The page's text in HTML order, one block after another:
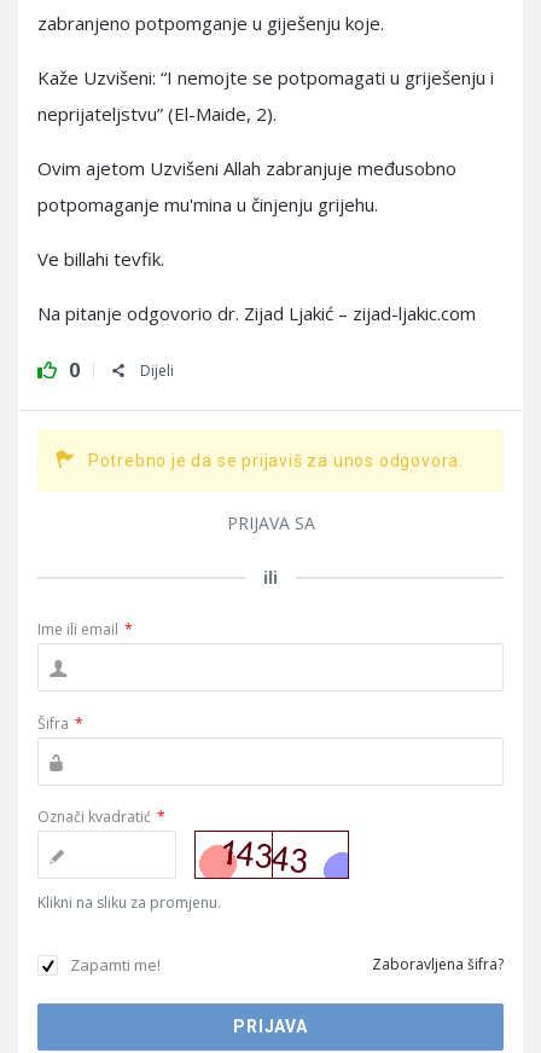
zabranjeno potpomganje u giješenju koje.
Kaže Uzvišeni: “I nemojte se potpomagati u griješenju i
neprijateljstvu” (El-Maide, 2).
Ovim ajetom Uzvišeni Allah zabranjuje međusobno
potpomaganje mu'mina u činjenju grijehu.
Ve billahi tevfik.
Na pitanje odgovorio dr. Zijad Ljakić – zijad-ljakic.com
0 Dijeli
Potrebno je da se prijaviš za unos odgovora.
PRIJAVA SA
ili
Ime ili email *
Šifra *
Označi kvadratić *
Klikni na sliku za promjenu.
Zapamti me! Zaboravljena šifra?